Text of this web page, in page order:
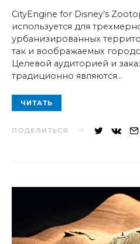
CityEngine for Disney’s
используется для
урбанизированных
так и воображаемых
Целевой аудиторией и
традиционно являются…
ЧИТАТЬ
ПОДЕЛИТЬСЯ